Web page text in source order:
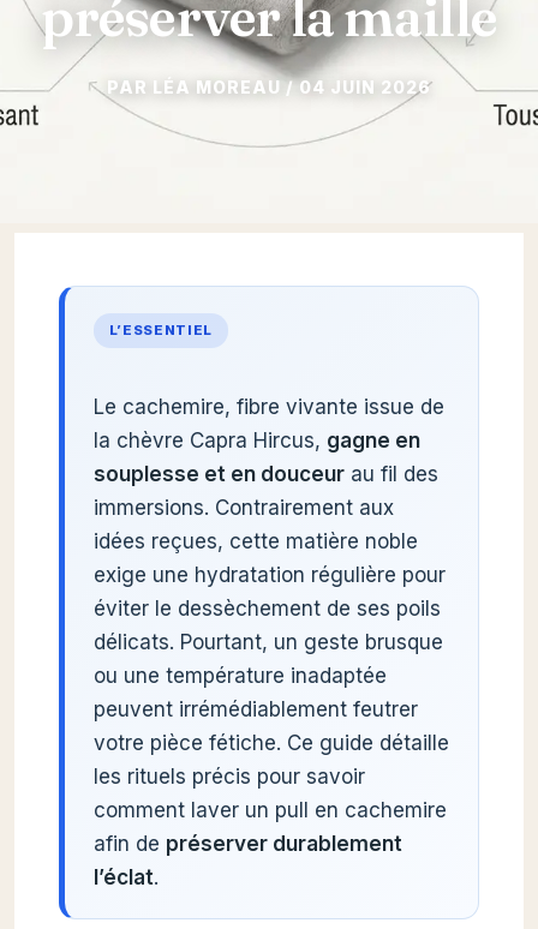
préserver la maille
04 JUIN 2026
L’ESSENTIEL
Le cachemire, fibre vivante issue de
la chèvre Capra Hircus, gagne en
souplesse et en douceurau fil des
immersions. Contrairement aux
idées reçues, cette matière noble
exige une hydratation régulière pour
éviter le dessèchement de ses poils
délicats. Pourtant, un geste brusque
ou une température inadaptée
peuvent irrémédiablement feutrer
votre pièce fétiche. Ce guide détaille
les rituels précis pour savoir
comment laver un pull en cachemire
afin de préserver durablement
l’éclat.